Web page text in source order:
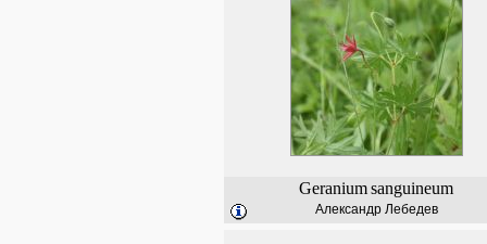
Geraniumsanguineum
Александр Лебедев